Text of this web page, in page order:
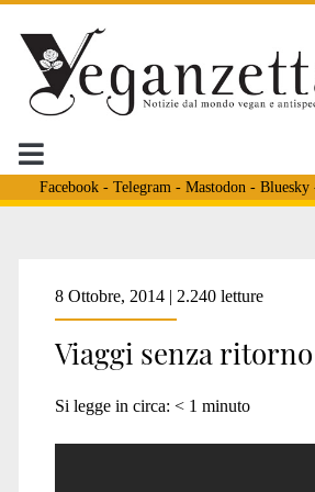
Facebook- Telegram - Mastodon - Bluesky
Tag:
cavalli</span>
8 Ottobre, 2014 | 2.240 letture
Viaggi senza ritorno
Si legge in circa: < 1 minuto